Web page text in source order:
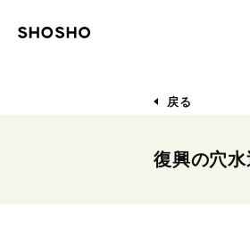
戻る
復興の穴